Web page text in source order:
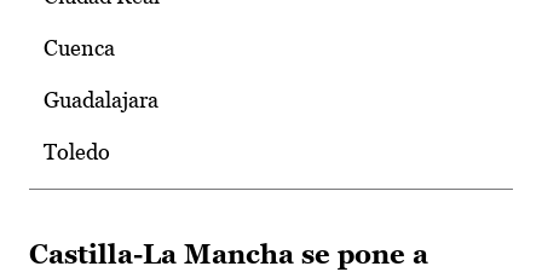
Cuenca
Guadalajara
Toledo
Castilla-La Mancha se pone a